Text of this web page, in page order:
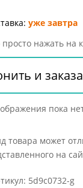
капс.уже завтра
нажать на
и
товара может
на
5d9c0732-g